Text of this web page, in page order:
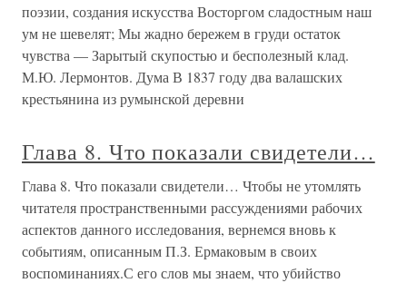
поэзии, создания искусства Восторгом сладостным наш
ум не шевелят; Мы жадно бережем в груди остаток
чувства — Зарытый скупостью и бесполезный клад.
М.Ю. Лермонтов. Дума В 1837 году два валашских
крестьянина из румынской деревни
Глава 8. Что показали свидетели…
Глава 8. Что показали свидетели… Чтобы не утомлять
читателя пространственными рассуждениями рабочих
аспектов данного исследования, вернемся вновь к
событиям, описанным П.З. Ермаковым в своих
воспоминаниях.С его слов мы знаем, что убийство